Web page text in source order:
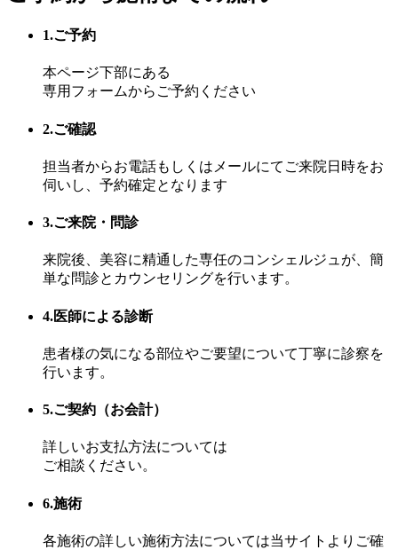
1.ご予約
本ページ下部にある
専用フォームからご予約ください
2.ご確認
担当者からお電話もしくはメールにてご来院日時をお
伺いし、予約確定となります
3.ご来院・問診
来院後、美容に精通した専任のコンシェルジュが、簡
単な問診とカウンセリングを行います。
4.医師による診断
患者様の気になる部位やご要望について丁寧に診察を
行います。
5.ご契約（お会計）
詳しいお支払方法については
ご相談ください。
6.施術
各施術の詳しい施術方法については当サイトよりご確